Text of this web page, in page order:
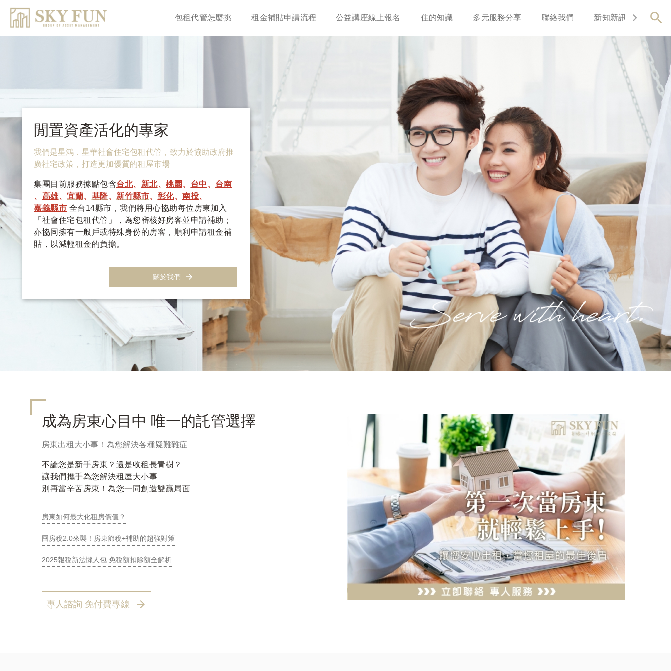
至
包租代管怎麼挑 租金補貼申請流程 公益講座線上報名 住的知識 多元服務分享 聯絡我們 新知新訊 關於
閒置資產活化的專家
我們是星鴻．星華社會住宅包租代管，致力於協助政府推
廣社宅政策，打造更加優質的租屋市場
集團目前服務據點包含台北、 新北、 桃園、 台中、 台南
、 高雄、 宜蘭、 基隆、 新竹縣市、 彰化、 南投、
嘉義縣市 全台14縣市，我們將用心協助每位房東加入
「社會住宅包租代管」，為您審核好房客並申請補助；
亦協同擁有一般戶或特殊身份的房客，順利申請租金補
貼，以減輕租金的負擔。
關於我們
成為房東心目中 唯一的託管選擇
房東出租大小事！為您解決各種疑難雜症
不論您是新手房東？還是收租長青樹？
讓我們攜手為您解決租屋大小事
別再當辛苦房東！為您一同創造雙贏局面
房東如何最大化租房價值？
囤房稅2.0來襲！房東節稅+補助的超強對策
2025報稅新法懶人包 免稅額扣除額全解析
專人諮詢 免付費專線